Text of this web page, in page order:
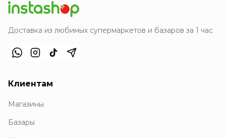
Доставка из любимых супермаркетов и базаров за 1 час
Клиентам
Магазины
Базары